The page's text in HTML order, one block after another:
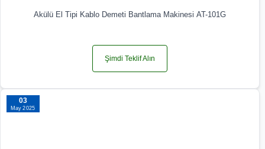
Akülü El Tipi Kablo Demeti Bantlama Makinesi AT-101G
Şimdi Teklif Alın
03
May 2025